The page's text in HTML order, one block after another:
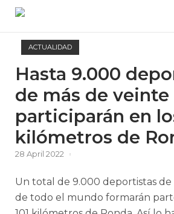
Skip
content
ACTUALIDAD
Hasta 9.000
de más de veinte
participarán en
kilómetros de
28 April 2022
Un total de 9.000 deportistas de
de todo el mundo formarán